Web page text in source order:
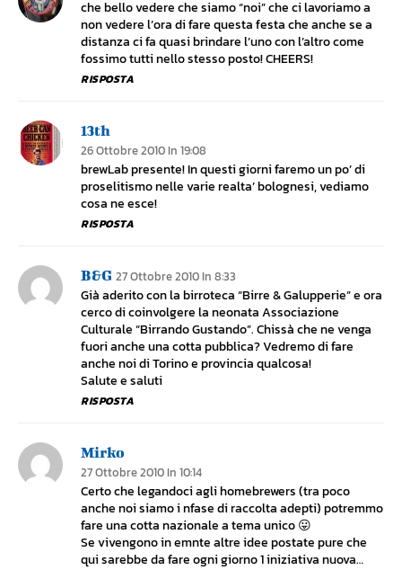
che bello vedere che siamo “noi” che ci lavoriamo a
non vedere l’ora di fare questa festa che anche se a
distanza ci fa quasi brindare l’uno con l’altro come
fossimo tutti nello stesso posto! CHEERS!
RISPOSTA
13th
26 Ottobre 2010 In 19:08
brewLab presente! In questi giorni faremo un po’ di
proselitismo nelle varie realta’ bolognesi, vediamo
cosa ne esce!
RISPOSTA
B&g 27 Ottobre 2010 In 8:33
Già aderito con la birroteca “Birre & Galupperie” e ora
cerco di coinvolgere la neonata Associazione
Culturale “Birrando Gustando”. Chissà che ne venga
fuori anche una cotta pubblica? Vedremo di fare
anche noi di Torino e provincia qualcosa!
Salute e saluti
RISPOSTA
Mirko
27 Ottobre 2010 In 10:14
Certo che legandoci agli homebrewers (tra poco
anche noi siamo i nfase di raccolta adepti) potremmo
fare una cotta nazionale a tema unico 😛
Se vivengono in emnte altre idee postate pure che
qui sarebbe da fare ogni giorno 1 iniziativa nuova…